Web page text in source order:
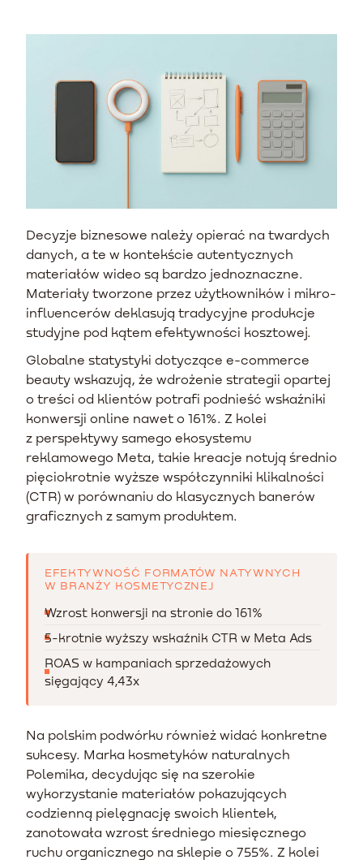
Decyzje biznesowe należy opierać na twardych
danych, a te w kontekście autentycznych
materiałów wideo są bardzo jednoznaczne.
Materiały tworzone przez użytkowników i mikro-
influencerów deklasują tradycyjne produkcje
studyjne pod kątem efektywności kosztowej.
Globalne statystyki dotyczące e-commerce
beauty wskazują, że wdrożenie strategii opartej
o treści od klientów potrafi podnieść wskaźniki
konwersji online nawet o 161%. Z kolei
z perspektywy samego ekosystemu
reklamowego Meta, takie kreacje notują średnio
pięciokrotnie wyższe współczynniki klikalności
(CTR) w porównaniu do klasycznych banerów
graficznych z samym produktem.
EFEKTYWNOŚĆ FORMATÓW NATYWNYCH
W BRANŻY KOSMETYCZNEJ
Wzrost konwersji na stronie do 161%
5-krotnie wyższy wskaźnik CTR w Meta Ads
ROAS w kampaniach sprzedażowych
sięgający 4,43x
Na polskim podwórku również widać konkretne
sukcesy. Marka kosmetyków naturalnych
Polemika, decydując się na szerokie
wykorzystanie materiałów pokazujących
codzienną pielęgnację swoich klientek,
zanotowała wzrost średniego miesięcznego
ruchu organicznego na sklepie o 755%. Z kolei